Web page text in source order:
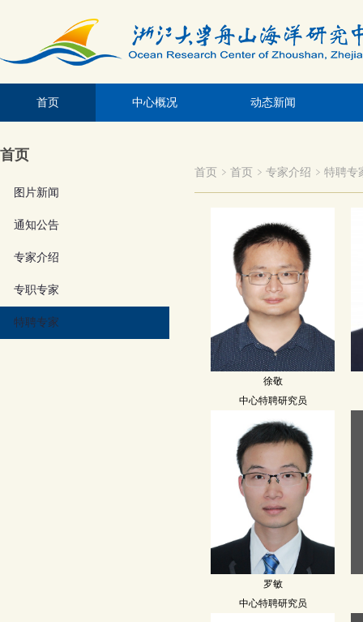
首页 中心概况 动态新闻
首页
图片新闻
通知公告
专家介绍
专职专家
特聘专家
首页 首页 专家介绍 特聘专
徐敬
中心特聘研究员
罗敏
中心特聘研究员